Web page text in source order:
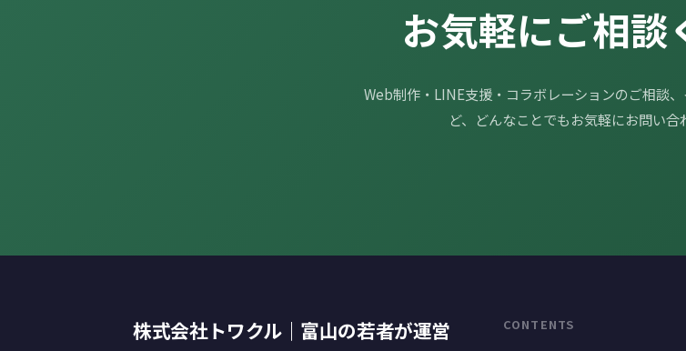
お気軽にご相談
Web制作・LINE支援・コラボレーションのご相談
ど、どんなことでもお気軽にお問い合
株式会社トワクル｜富山の若者が運営
CONTENTS